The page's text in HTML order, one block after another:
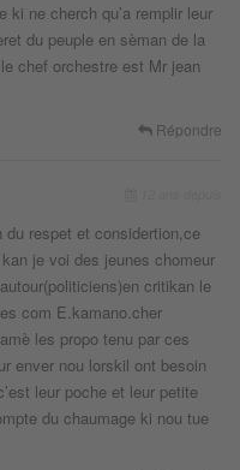
ki ne cherch qu’a remplir leur
du peuple en sèman de la
chef orchestre est Mr jean
Répondre
respet et considertion,ce
je voi des jeunes chomeur
critikan le
com E.kamano.cher
les propo tenu par ces
enver nou lorskil ont besoin
leur poche et leur petite
du chaumage ki nou tue